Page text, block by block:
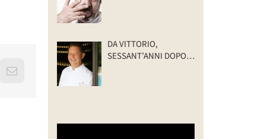
Email
DA VITTORIO,
SESSANT’ANNI DOPO: